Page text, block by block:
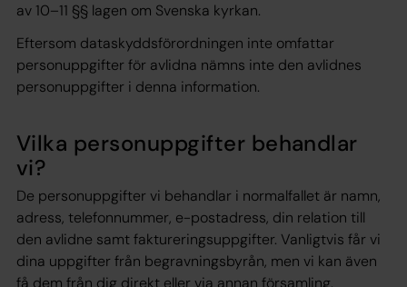
av 10–11 §§ lagen om Svenska kyrkan.
Eftersom dataskyddsförordningen inte omfattar
personuppgifter för avlidna nämns inte den avlidnes
personuppgifter i denna information.
Vilka personuppgifter behandlar
vi?
De personuppgifter vi behandlar i normalfallet är namn,
adress, telefonnummer, e-postadress, din relation till
den avlidne samt faktureringsuppgifter. Vanligtvis får vi
dina uppgifter från begravningsbyrån, men vi kan även
få dem från dig direkt eller via annan församling.